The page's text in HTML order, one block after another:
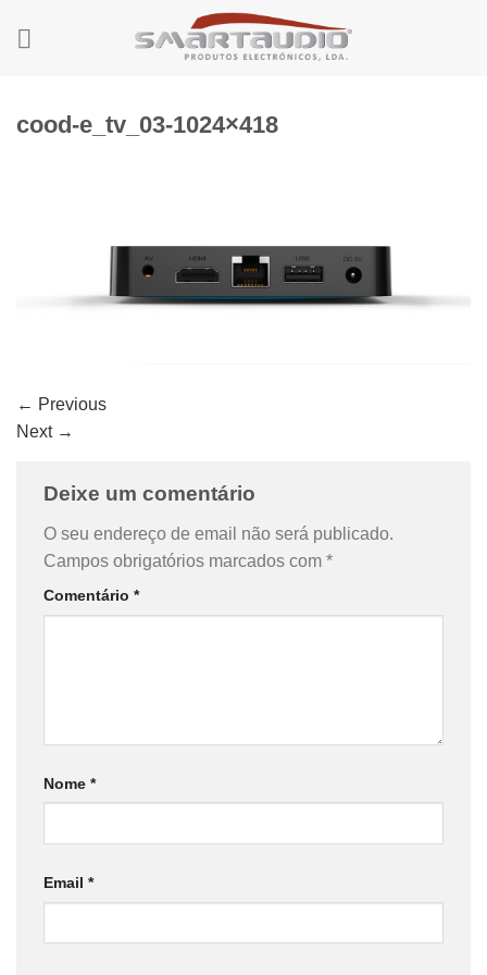
cood-e_tv_03-1024×418
← Previous
Next →
Deixe um comentário
O seu endereço de email não será publicado.
Campos obrigatórios marcados com *
Comentário *
Nome *
Email *